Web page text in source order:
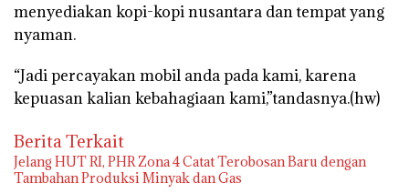
menyediakan kopi-kopi nusantara dan tempat yang
nyaman.
“Jadi percayakan mobil anda pada kami, karena
kepuasan kalian kebahagiaan kami,”tandasnya.(hw)
Berita Terkait
Jelang HUT RI, PHR Zona 4 Catat Terobosan Baru dengan
Tambahan Produksi Minyak dan Gas